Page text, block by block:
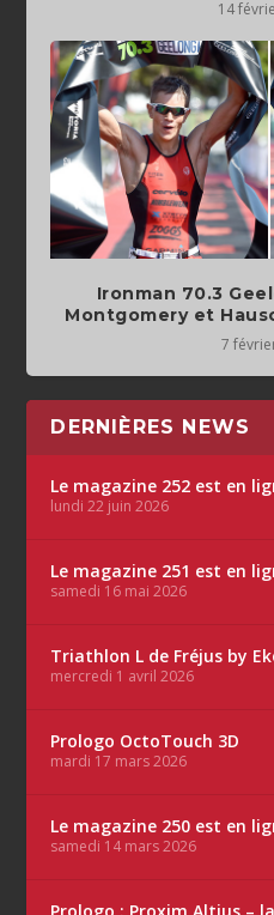
14
Ironman 70.3
Montgomery et
7
DERNIÈRES NEWS
Le magazine 252 est en
lundi 22 juin 2026
Le magazine 251 est en
samedi 16 mai 2026
Triathlon L de Fréjus by
mercredi 1 avril 2026
Prologo OctoTouch 3D
mardi 17 mars 2026
Le magazine 250 est en
samedi 14 mars 2026
Prologo : Proxim Altius –